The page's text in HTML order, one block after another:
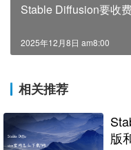
Stable Diffusion要收
2025年12月8日 am8:00
相关推荐
版